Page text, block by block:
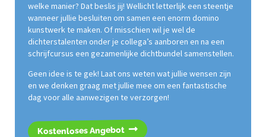
welke manier? Dat beslis jij! Wellicht letterlijk een steentje
wanneer jullie besluiten om samen een enorm domino
kunstwerk te maken. Of misschien wil je wel de
dichterstalenten onder je collega’s aanboren en na een
schrijfcursus een gezamenlijke dichtbundel samenstellen.
Geen idee is te gek! Laat ons weten wat jullie wensen zijn
en we denken graag met jullie mee om een fantastische
dag voor alle aanwezigen te verzorgen!
Kostenloses Angebot